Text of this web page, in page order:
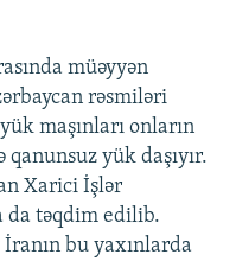
müəyyən
rəsmiləri
maşınları onların
yük daşıyır.
Xarici İşlər
da təqdim edilib.
bu yaxınlarda